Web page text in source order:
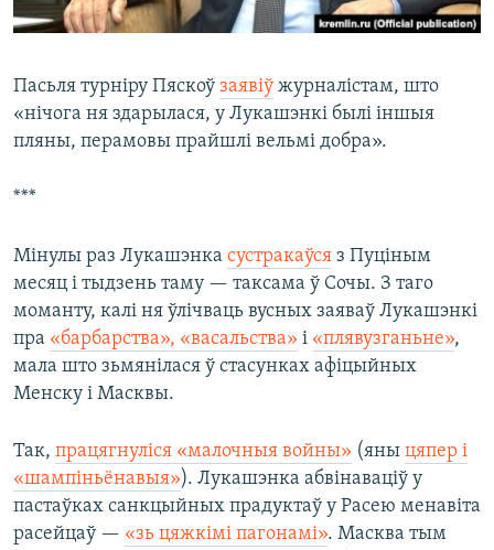
Пасьля турніру Пяскоў заявіў журналістам, што
«нічога ня здарылася, у Лукашэнкі былі іншыя
пляны, перамовы прайшлі вельмі добра».
***
Мінулы раз Лукашэнка сустракаўся з Пуціным
месяц і тыдзень таму — таксама ў Сочы. З таго
моманту, калі ня ўлічваць вусных заяваў Лукашэнкі
пра «барбарства», «васальства» і «плявузганьне»,
мала што зьмянілася ў стасунках афіцыйных
Менску і Масквы.
Так, працягнуліся «малочныя войны» (яны цяпер і
«шампіньёнавыя»). Лукашэнка абвінаваціў у
пастаўках санкцыйных прадуктаў у Расею менавіта
расейцаў — «зь цяжкімі пагонамі». Масква тым